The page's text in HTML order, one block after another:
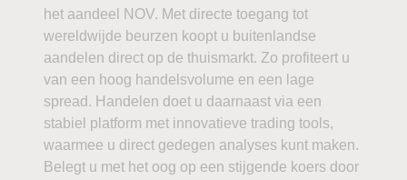
het aandeel NOV. Met directe toegang tot
wereldwijde beurzen koopt u buitenlandse
aandelen direct op de thuismarkt. Zo profiteert u
van een hoog handelsvolume en een lage
spread. Handelen doet u daarnaast via een
stabiel platform met innovatieve trading tools,
waarmee u direct gedegen analyses kunt maken.
Belegt u met het oog op een stijgende koers door